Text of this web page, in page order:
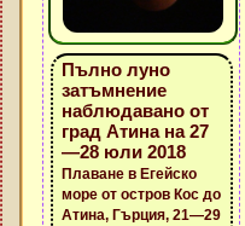
Пълно луно
затъмнение
наблюдавано от
град Атина на 27
—28 юли 2018
Плаване в Егейско
море от остров Кос до
Атина, Гърция, 21—29